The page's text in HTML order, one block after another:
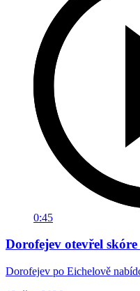
0:45
Dorofejev otevřel
Dorofejev po Eichelově